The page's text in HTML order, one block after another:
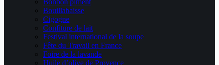
Bonbon piment
Bouillabaisse
Cigogne
Confiture de lait
Festival international de la soupe
Fête du Travail en France
Foire de la lavande
Huile d’olive de Provence